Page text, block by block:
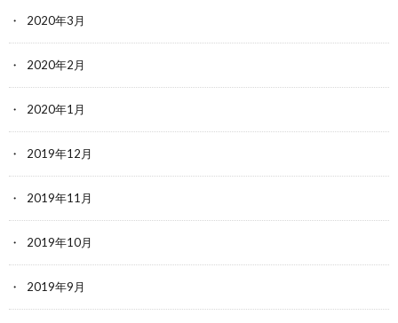
2020年3月
2020年2月
2020年1月
2019年12月
2019年11月
2019年10月
2019年9月